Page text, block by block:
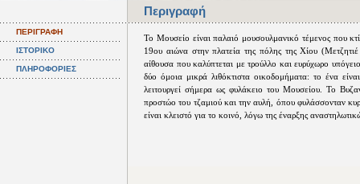
Περιγραφή
ΠΕΡΙΓΡΑΦΗ
ΙΣΤΟΡΙΚΟ
ΠΛΗΡΟΦΟΡΙΕΣ
Το Μουσείο είναι παλαιό μουσουλμανικό τέμενος που
19ου αιώνα στην πλατεία της πόλης της Χίου
αίθουσα που καλύπτεται με τρούλλο και ευρύχωρο
δύο όμοια μικρά λιθόκτιστα οικοδομήματα: το ένα
λειτουργεί σήμερα ως φυλάκειο του Μουσείου. Το
προστώο του τζαμιού και την αυλή, όπου φυλάσσονταν
είναι κλειστό για το κοινό, λόγω της έναρξης